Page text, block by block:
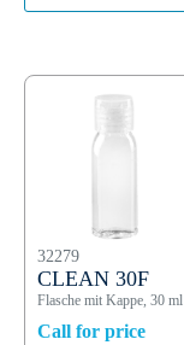
32279
CLEAN 30F
Flasche mit Kappe, 30 ml
Call for price